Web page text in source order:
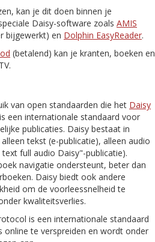
kan je dit doen binnen je
Daisy-software zoals AMIS
bijgewerkt) en Dolphin EasyReader.
(betalend) kan je kranten, boeken en
van open standaarden die het Daisy
een internationale standaard voor
publicaties. Daisy bestaat in
tekst (e-publicatie), alleen audio
full audio Daisy"-publicatie).
navigatie ondersteunt, beter dan
Daisy biedt ook andere
om de voorleessnelheid te
kwaliteitsverlies.
is een internationale standaard
online te verspreiden en wordt onder